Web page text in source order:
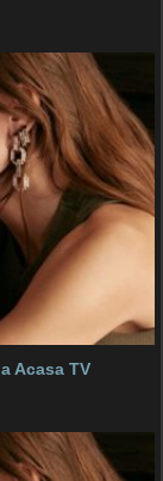
Acasa TV